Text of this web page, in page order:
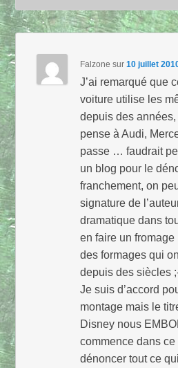
Falzone sur10 juillet
J’ai remarqué que
voiture utilise les
depuis des
pense à Audi,
passe … faudrait
un blog pour le
franchement, on
signature de
dramatique dans
en faire un
des formages qui
depuis des siècles
Je suis d’accord
montage mais le
Disney nous
commence dans
dénoncer tout ce